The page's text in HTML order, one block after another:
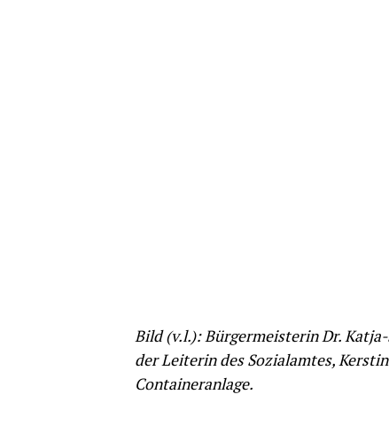
Bild (v.l.): Bürgermeisterin Dr.
der Leiterin des Sozialamtes,
Containeranlage.